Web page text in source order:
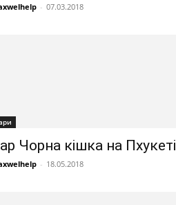
- 07.03.2018
Чорна кішка на Пхукеті
- 18.05.2018